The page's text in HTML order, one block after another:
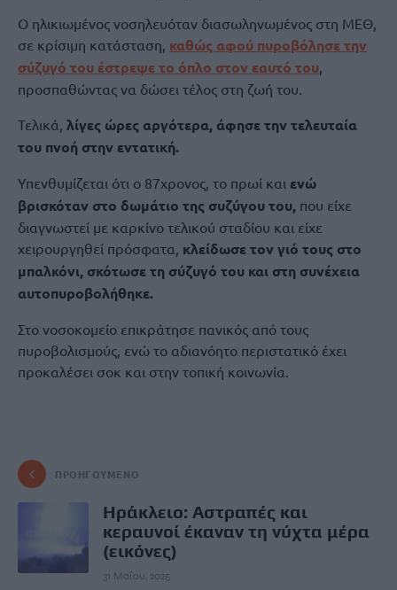
Ο ηλικιωμένος νοσηλευόταν διασωληνωμένος στη ΜΕΘ,
σε κρίσιμη κατάσταση, καθώς αφού πυροβόλησε την
σύζυγό του έστρεψε το όπλο στον εαυτό του
προσπαθώντας να δώσει τέλος στη ζωή του.
Τελικά, λίγες ώρες αργότερα, άφησε την τελευταία
του πνοή στην εντατική.
Υπενθυμίζεται ότι ο 87χρονος, το πρωί και ενώ
βρισκόταν στο δωμάτιο της συζύγου του, που είχε
διαγνωστεί με καρκίνο τελικού σταδίου και είχε
χειρουργηθεί πρόσφατα, κλείδωσε τον γιό τους στο
μπαλκόνι, σκότωσε τη σύζυγό του και στη συνέχεια
αυτοπυροβολήθηκε.
Στο νοσοκομείο επικράτησε πανικός από τους
πυροβολισμούς, ενώ το αδιανόητο περιστατικό έχει
προκαλέσει σοκ και στην τοπική κοινωνία.
ΠΡΟΗΓΟΎΜΕΝΟ
Ηράκλειο: Αστραπές και
κεραυνοί έκαναν τη νύχτα μέρα
(εικόνες)
31 Μαΐου, 2025